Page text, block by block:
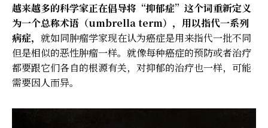
越来越多的科学家正在倡导将“抑郁症”这个词重新定义
为一个总称术语（umbrella term），用以指代一系列
病症， 就如同肿瘤学家现在认为癌症是用来指代一批不同
但是相似的恶性肿瘤一样。就像每种癌症的预防或者治疗
都要跟它们各自的根源有关，对抑郁的治疗也一样，可能
需要因人而异。